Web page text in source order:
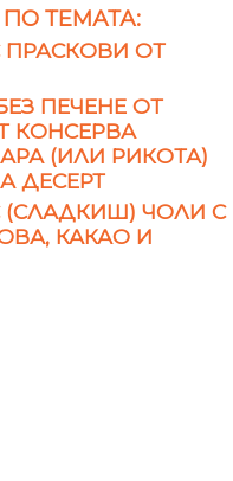
ТЕМАТА:
ПРАСКОВИ ОТ
ПЕЧЕНЕ ОТ
КОНСЕРВА
(ИЛИ РИКОТА)
ДЕСЕРТ
(СЛАДКИШ) ЧОЛИ С
КАКАО И